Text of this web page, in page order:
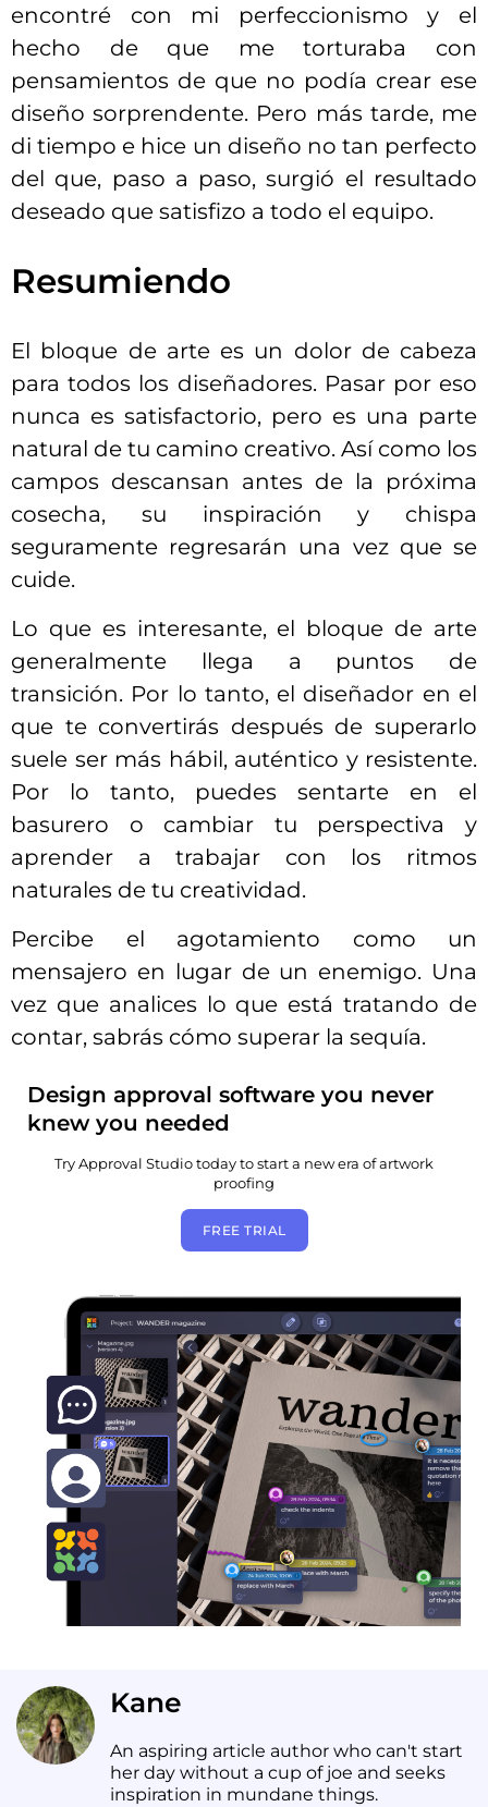
encontré con mi perfeccionismo y el
hecho de que me torturaba con
pensamientos de que no podía crear ese
diseño sorprendente. Pero más tarde, me
di tiempo e hice un diseño no tan perfecto
del que, paso a paso, surgió el resultado
deseado que satisfizo a todo el equipo.
Resumiendo
El bloque de arte es un dolor de cabeza
para todos los diseñadores. Pasar por eso
nunca es satisfactorio, pero es una parte
natural de tu camino creativo. Así como los
campos descansan antes de la próxima
cosecha, su inspiración y chispa
seguramente regresarán una vez que se
cuide.
Lo que es interesante, el bloque de arte
generalmente llega a puntos de
transición. Por lo tanto, el diseñador en el
que te convertirás después de superarlo
suele ser más hábil, auténtico y resistente.
Por lo tanto, puedes sentarte en el
basurero o cambiar tu perspectiva y
aprender a trabajar con los ritmos
naturales de tu creatividad.
Percibe el agotamiento como un
mensajero en lugar de un enemigo. Una
vez que analices lo que está tratando de
contar, sabrás cómo superar la sequía.
Design approval software you never
knew you needed
Try Approval Studio today to start a new era of artwork
proofing
FREE TRIAL
Kane
An aspiring article author who can't start
her day without a cup of joe and seeks
inspiration in mundane things.